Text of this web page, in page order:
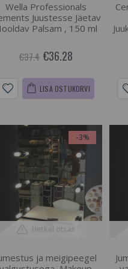
Wella Professionals
Juustesse Jäetav
Palsam , 150 ml
€37.4 €36.28
LISA OSTUKORVI
-3%
Hetkel otsas
ja meigipeegel